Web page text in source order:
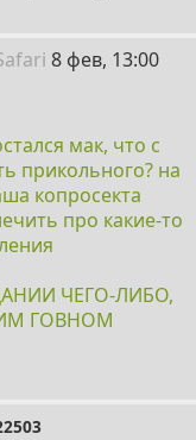
66
8 фев, 13:00
мак, что с
прикольного? на
копросекта
про какие-то
ЧЕГО-ЛИБО,
ГОВНОМ